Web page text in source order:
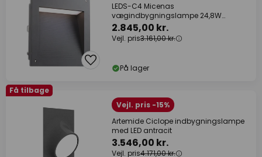
LEDS-C4 Micenas
vægindbygningslampe 24,8W
antracit
2.845,00 kr.
Vejl. pris3.161,00 kr.
På lager
Få tilbage
Vejl. pris -15%
Artemide Ciclope indbygningslampe
med LED antracit
3.546,00 kr.
Vejl. pris4.171,00 kr.